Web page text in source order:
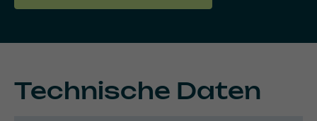
Technische Daten